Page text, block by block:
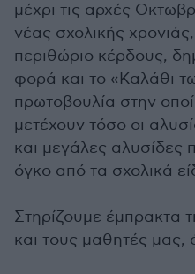
μέχρι τις αρχές
νέας σχολικής
περιθώριο κέρδους,
φορά και το «Καλάθι
πρωτοβουλία στην
μετέχουν τόσο οι
και μεγάλες αλυσίδες
όγκο από τα σχολικά
Στηρίζουμε έμπρακτα
και τους μαθητές μας,
----